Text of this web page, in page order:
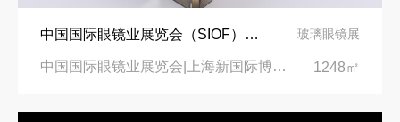
中国国际眼镜业展览会（SIOF）‌展台设计搭建-眼镜业巨头依视路陆逊梯卡 玻璃眼镜展
中国国际眼镜业展览会|上海新国际博览中心‌ 1248㎡